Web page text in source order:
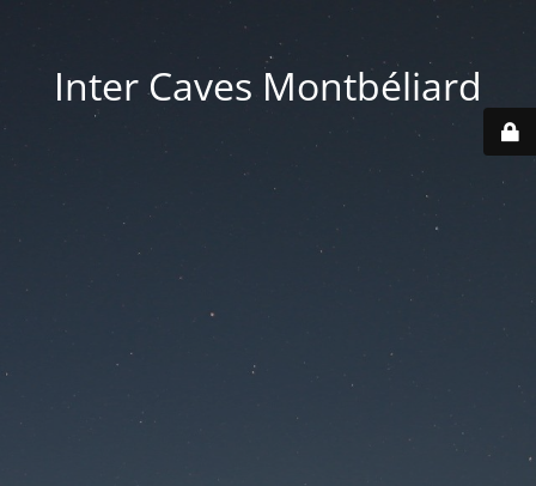
Inter Caves Montbéliard